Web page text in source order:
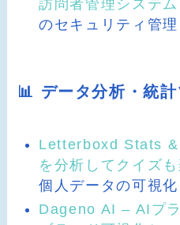
訪問者管理システム
のセキュリティ管
📊 データ分析・統
Letterboxd Stats
を分析してクイズ
個人データの可視
Dageno AI – AIプ